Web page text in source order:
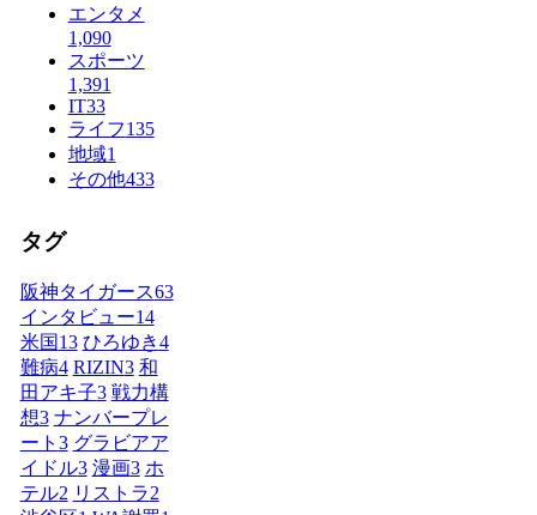
エンタメ
1,090
スポーツ
1,391
IT33
ライフ135
地域1
その他433
タグ
阪神タイガース63
インタビュー14
米国13 ひろゆき4
難病4 RIZIN3 和
田アキ子3 戦力構
想3 ナンバープレ
ート 3 グラビアア
イドル3 漫画3 ホ
テル2 リストラ2